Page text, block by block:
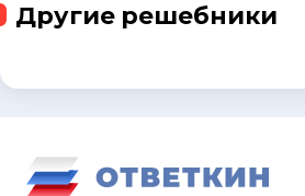
Другие решебники